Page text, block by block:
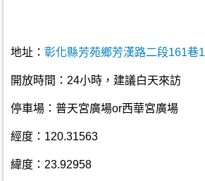
地址： 彰化縣芳苑鄉芳漢路二段161巷
開放時間：24小時，建議白天來訪
停車場：普天宮廣場or西華宮廣場
經度：120.31563
緯度：23.92958